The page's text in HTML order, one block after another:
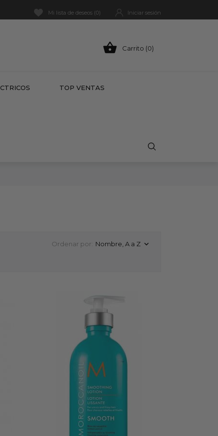
Mi lista de deseos (0) Iniciar sesión
 Carrito (0)
TOP VENTAS
Ordenar por: Nombre, A a Z 